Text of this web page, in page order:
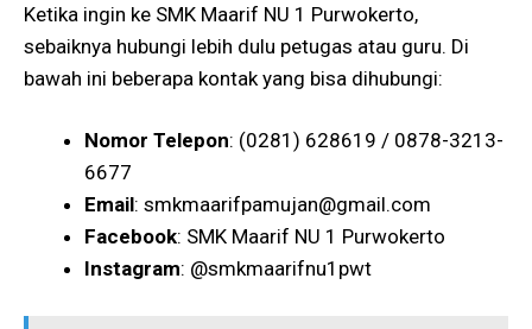
Ketika ingin ke SMK Maarif NU 1 Purwokerto,
sebaiknya hubungi lebih dulu petugas atau guru. Di
bawah ini beberapa kontak yang bisa dihubungi:
Nomor Telepon: (0281) 628619 / 0878-3213-
6677
Email: smkmaarifpamujan@gmail.com
Facebook: SMK Maarif NU 1 Purwokerto
Instagram: @smkmaarifnu1pwt